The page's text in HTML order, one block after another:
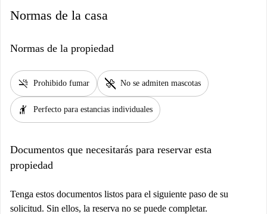
Normas de la casa
Normas de la propiedad
smoke_free Prohibido fumar pet_supplies No se admiten mascotas
hail Perfecto para estancias individuales
Documentos que necesitarás para reservar esta
propiedad
Tenga estos documentos listos para el siguiente paso de su
solicitud. Sin ellos, la reserva no se puede completar.